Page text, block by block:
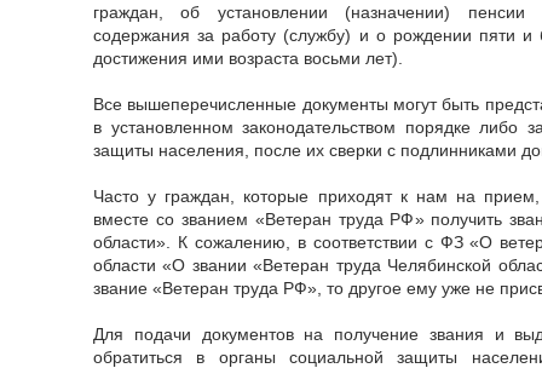
граждан, об установлении (назначении) пенсии
содержания за работу (службу) и о рождении пяти и
достижения ими возраста восьми лет).
Все вышеперечисленные документы могут быть
в установленном законодательством порядке либо
защиты населения, после их сверки с подлинниками
Часто у граждан, которые приходят к нам на
вместе со званием «Ветеран труда РФ» получить
области». К сожалению, в соответствии с ФЗ «О
области «О звании «Ветеран труда Челябинской
звание «Ветеран труда РФ», то другое ему уже не
Для подачи документов на получение звания и
обратиться в органы социальной защиты